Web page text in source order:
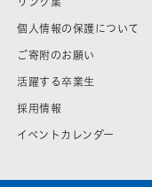
個人情報の保護について
ご寄附のお願い
活躍する卒業生
採用情報
イベントカレンダー